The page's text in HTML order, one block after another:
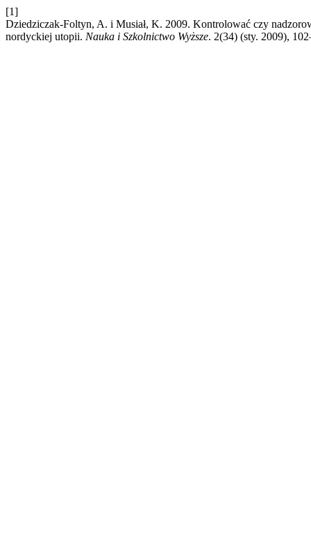
[1]
Dziedziczak-Foltyn, A. i Musiał, K. 2009. Kontrolować czy
nordyckiej utopii. Nauka i Szkolnictwo Wyższe. 2(34) (sty. 2009),